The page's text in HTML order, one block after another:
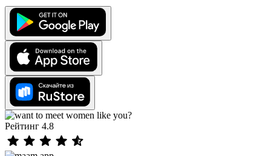
Рейтинг 4.8